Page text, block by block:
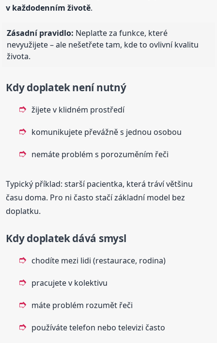
v každodenním životě.
Zásadní pravidlo: Neplaťte za funkce, které
nevyužijete – ale nešetřete tam, kde to ovlivní kvalitu
života.
Kdy doplatek není nutný
žijete v klidném prostředí
komunikujete převážně s jednou osobou
nemáte problém s porozuměním řeči
Typický příklad: starší pacientka, která tráví většinu
času doma. Pro ni často stačí základní model bez
doplatku.
Kdy doplatek dává smysl
chodíte mezi lidi (restaurace, rodina)
pracujete v kolektivu
máte problém rozumět řeči
používáte telefon nebo televizi často